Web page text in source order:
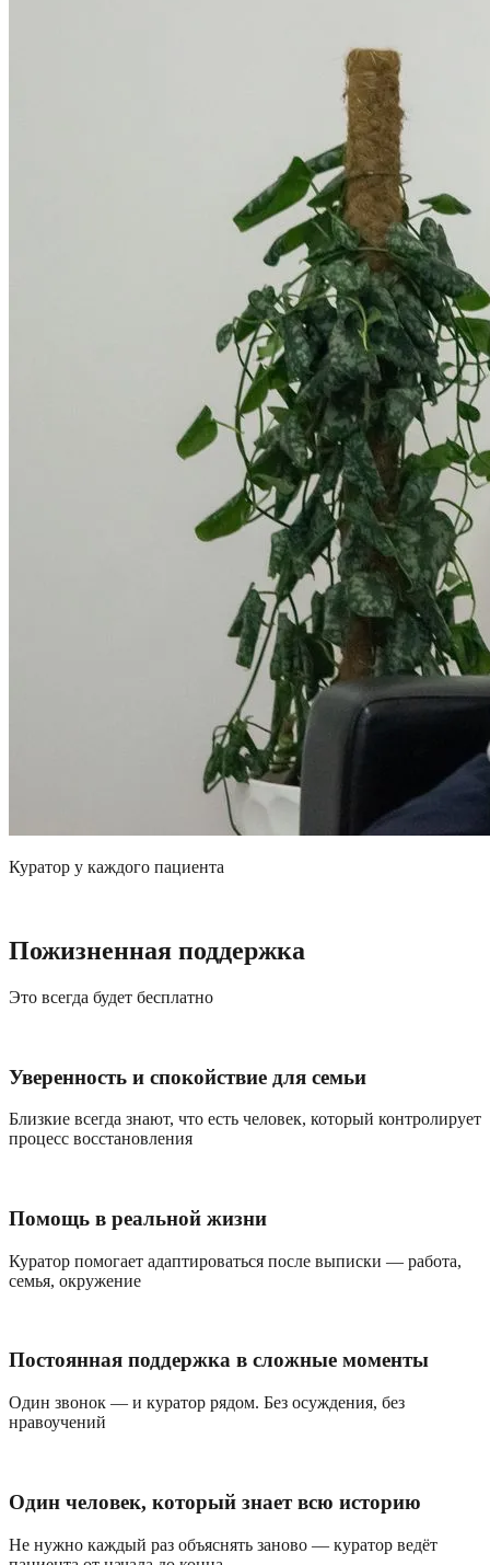
Куратор у каждого пациента
Пожизненная поддержка
Это всегда будет бесплатно
Уверенность и спокойствие для семьи
Близкие всегда знают, что есть человек, который контролирует
процесс восстановления
Помощь в реальной жизни
Куратор помогает адаптироваться после выписки — работа,
семья, окружение
Постоянная поддержка в сложные моменты
Один звонок — и куратор рядом. Без осуждения, без
нравоучений
Один человек, который знает всю историю
Не нужно каждый раз объяснять заново — куратор ведёт